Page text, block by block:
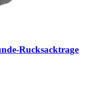
​Rucksacktrage